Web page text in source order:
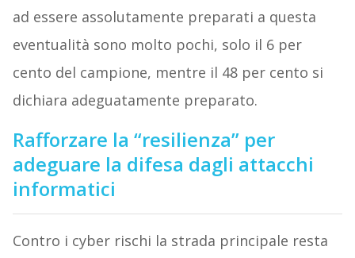
ad essere assolutamente preparati a questa
eventualità sono molto pochi, solo il 6 per
cento del campione, mentre il 48 per cento si
dichiara adeguatamente preparato.
Rafforzare la “resilienza” per
adeguare la difesa dagli attacchi
informatici
Contro i cyber rischi la strada principale resta